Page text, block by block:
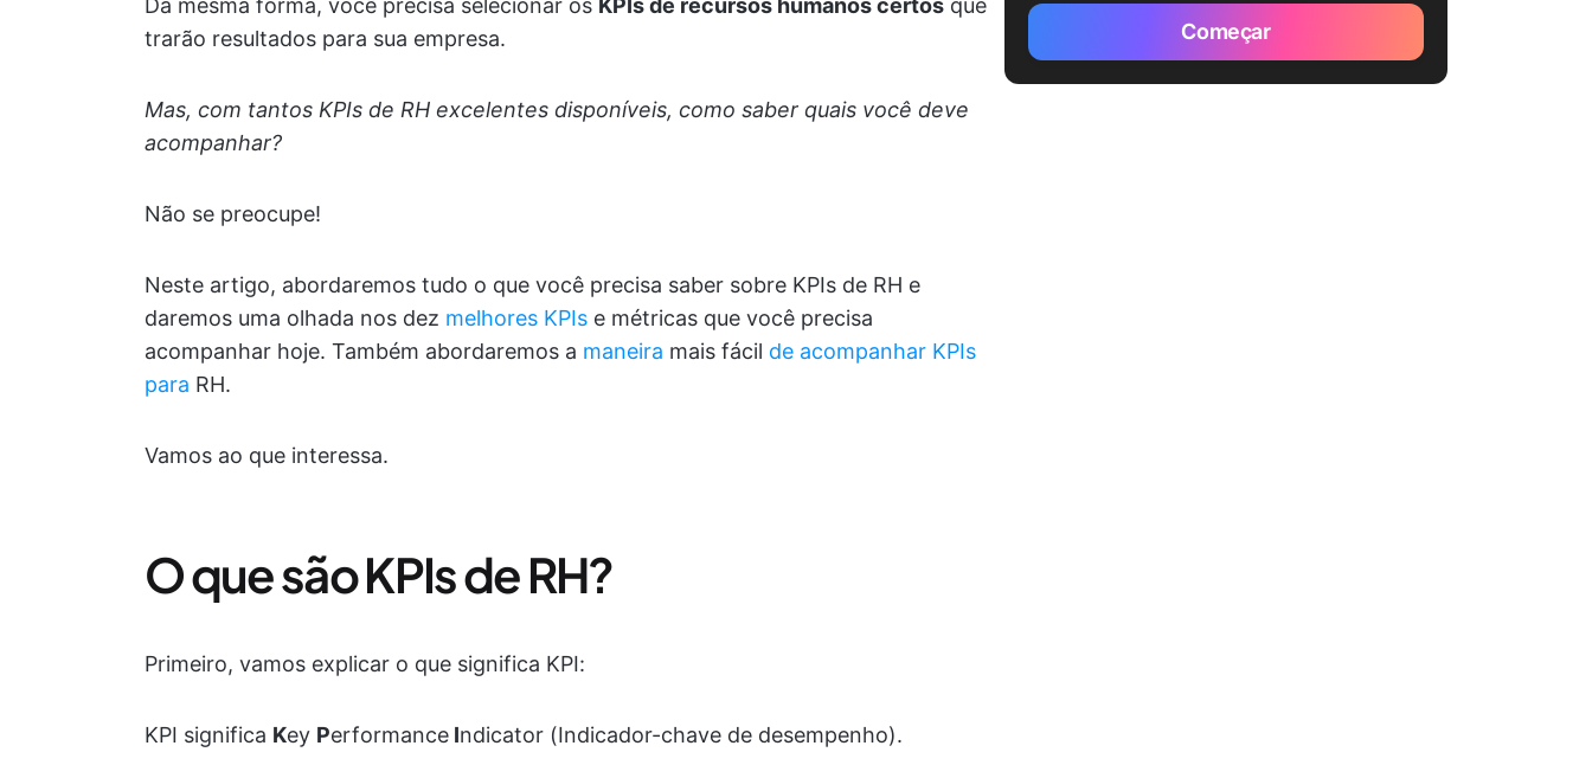
Da mesma forma, você precisa selecionar os KPIs de recursos humanos certos que
trarão resultados para sua empresa.
Mas, com tantos KPIs de RH excelentes disponíveis, como saber quais você deve
acompanhar?
Não se preocupe!
Neste artigo, abordaremos tudo o que você precisa saber sobre KPIs de RH e
daremos uma olhada nos dez melhores KPIs e métricas que você precisa
acompanhar hoje. Também abordaremos a maneira mais fácil de acompanhar KPIs
para RH.
Vamos ao que interessa.
O que são KPIs de RH?
Primeiro, vamos explicar o que significa KPI:
KPI significa Key Performance Indicator (Indicador-chave de desempenho).
Começar